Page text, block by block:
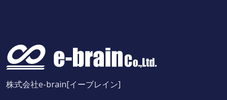
株式会社e-brain[イーブレイン]